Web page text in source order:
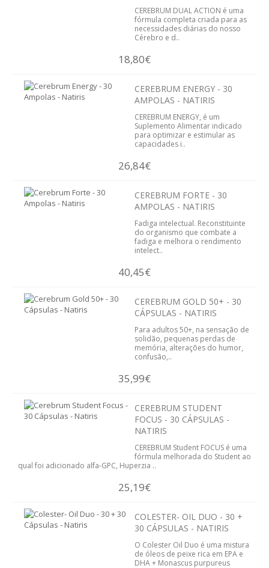
HIGIENE FEMININA
ROSTO
SABONETES E GEL BANHO
AMINOÁCIDOS/ BCAA
PROTEINA
VITAMINAS E MINERAIS
ORTOPEDIA
NUTRIÇÃO
CEREBRUM DUAL ACTION é uma
fórmula completa criada para as
necessidades diárias do nosso
Cérebro e d..
18,80€
CEREBRUM ENERGY - 30
AMPOLAS - NATIRIS
CEREBRUM ENERGY, é um
Suplemento Alimentar indicado
para optimizar e estimular as
capacidades i..
26,84€
CEREBRUM FORTE - 30
AMPOLAS - NATIRIS
Fadiga intelectual. Reconstituinte
do organismo que combate a
fadiga e melhora o rendimento
intelect..
40,45€
CEREBRUM GOLD 50+ - 30
CÁPSULAS - NATIRIS
Para adultos 50+, na sensação de
solidão, pequenas perdas de
memória, alterações do humor,
confusão,..
35,99€
CEREBRUM STUDENT
FOCUS - 30 CÁPSULAS -
NATIRIS
CEREBRUM Student FOCUS é uma
fórmula melhorada do Student ao
qual foi adicionado alfa-GPC, Huperzia ..
25,19€
COLESTER- OIL DUO - 30 +
30 CÁPSULAS - NATIRIS
O Colester Oil Duo é uma mistura
de óleos de peixe rica em EPA e
DHA + Monascus purpureus